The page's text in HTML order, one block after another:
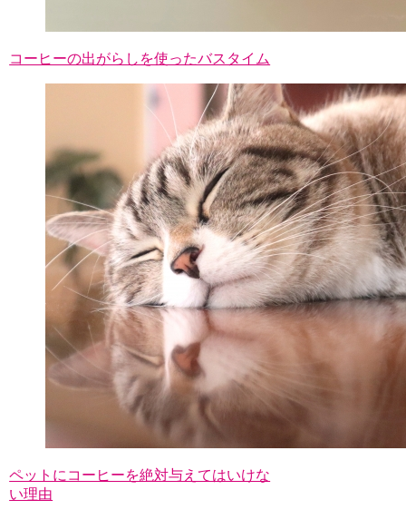
コーヒーの出がらしを使ったバスタイム
ペットにコーヒーを絶対与えてはいけな
い理由